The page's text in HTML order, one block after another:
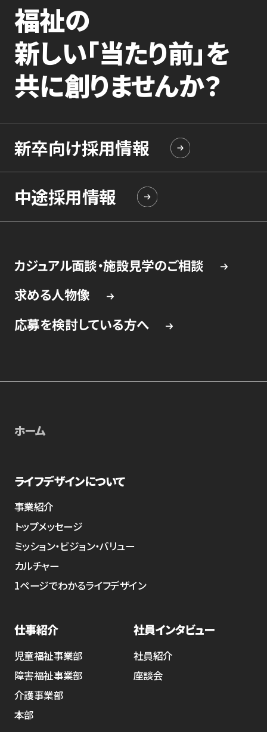
福祉の
新しい「当たり前」を
共に創りませんか？
新卒向け採用情報
中途採用情報
カジュアル面談・施設見学のご相談
求める人物像
応募を検討している方へ
ホーム
ライフデザインについて
事業紹介
トップメッセージ
ミッション・ビジョン・バリュー
カルチャー
1ページでわかるライフデザイン
仕事紹介
児童福祉事業部
障害福祉事業部
介護事業部
本部
社員インタビュー
社員紹介
座談会